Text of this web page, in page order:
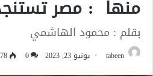
منها : مصر
بقلم : محمود الهاشمي
tabeen يونيو 23, 2023 0